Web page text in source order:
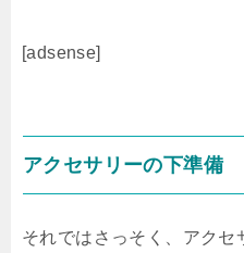
[adsense]
アクセサリーの下準備
それではさっそく、アクセ